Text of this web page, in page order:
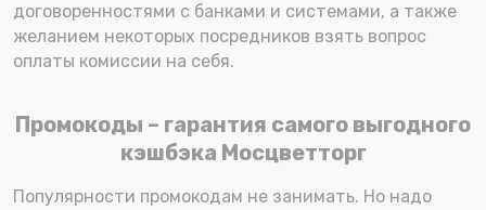
договоренностями с банками и системами, а также
желанием некоторых посредников взять вопрос
оплаты комиссии на себя.
Промокоды – гарантия самого выгодного
кэшбэка Мосцветторг
Популярности промокодам не занимать. Но надо